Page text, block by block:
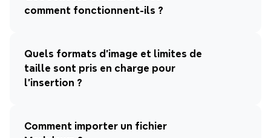
comment fonctionnent-ils ?
Quels formats d'image et limites de
taille sont pris en charge pour
l'insertion ?
Comment importer un fichier